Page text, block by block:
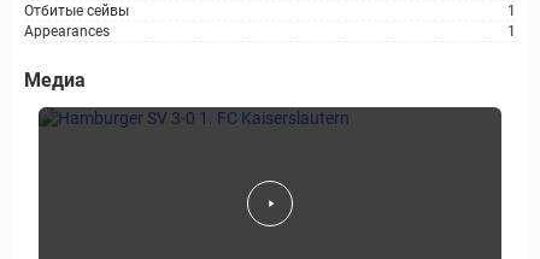
Отбитые сейвы
1
Appearances
1
Медиа